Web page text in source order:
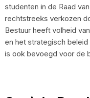
studenten in de Raad
rechtstreeks verkozen
Bestuur heeft volheid
en het strategisch beleid
is ook bevoegd voor de